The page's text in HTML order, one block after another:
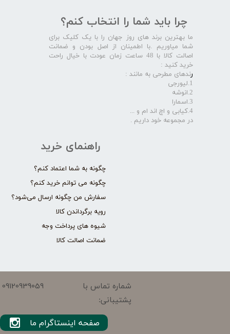
راهنمای خرید
چگونه به شما اعتماد کنم؟
چگونه می توانم خرید کنم؟
سفارش من چگونه ارسال می‌شود؟
رویه برگرداندن کالا
شیوه های پرداخت وجه
ضمانت اصالت کالا
چرا باید شما را انتخاب کنم؟
ما بهترین برند های روز جهان را با یک کلیک برای
شما میاوریم .با اطمینان از اصل بودن و ضمانت
اصالت کالا با 48 ساعت زمان عودت با خیال راحت
خرید کنید :
رندهای مطرحی به مانند :
1.لیورجی
2.انوشه
3.اسمارا
4.کیابی و اچ اند ام و ...
در مجموعه خود داریم .​​​​​​​
شماره تماس با
پشتیبانی:
09120939059
صفحه اینستاگرام ما